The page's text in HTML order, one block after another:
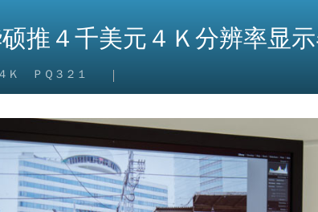
硕推４千美元４Ｋ分辨率显
４Ｋ ＰＱ３２１